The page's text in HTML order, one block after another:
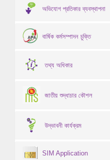
অভিযোগ প্রতিকার ব্যবস্থাপনা
বার্ষিক কর্মসম্পাদন চুক্তি
তথ্য অধিকার
জাতীয় শুদ্ধাচার কৌশল
উদ্ভাবনী কার্যক্রম
SIM Application